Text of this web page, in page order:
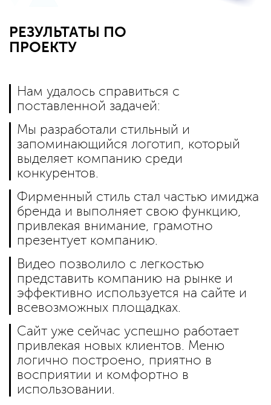
РЕЗУЛЬТАТЫ ПО
ПРОЕКТУ
Нам удалось справиться с
поставленной задачей:
Мы разработали стильный и
запоминающийся логотип, который
выделяет компанию среди
конкурентов.
Фирменный стиль стал частью имиджа
бренда и выполняет свою функцию,
привлекая внимание, грамотно
презентует компанию.
Видео позволило с легкостью
представить компанию на рынке и
эффективно используется на сайте и
всевозможных площадках.
Сайт уже сейчас успешно работает
привлекая новых клиентов. Меню
логично построено, приятно в
восприятии и комфортно в
использовании.